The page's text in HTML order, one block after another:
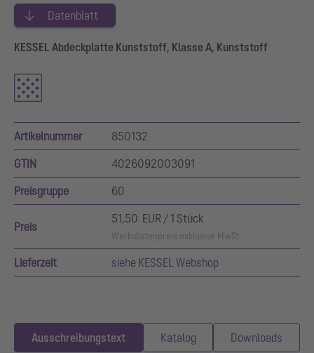
Datenblatt
KESSEL Abdeckplatte Kunststoff, Klasse A, Kunststoff
Artikelnummer 850132
GTIN 4026092003091
Preisgruppe 60
Preis
51,50 EUR / 1 Stück
Werkslistenpreis exklusive MwSt.
Lieferzeit siehe KESSEL Webshop
Ausschreibungstext Katalog Downloads